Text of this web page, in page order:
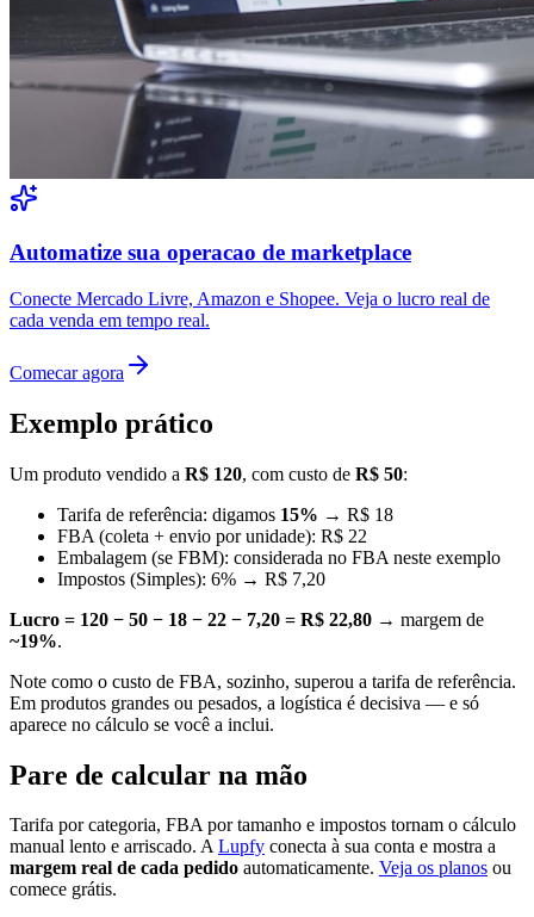
Automatize sua operacao de marketplace
Conecte Mercado Livre, Amazon e Shopee. Veja o lucro real de
cada venda em tempo real.
Comecar agora
Exemplo prático
Um produto vendido a R$ 120, com custo de R$ 50:
Tarifa de referência: digamos 15% → R$ 18
FBA (coleta + envio por unidade): R$ 22
Embalagem (se FBM): considerada no FBA neste exemplo
Impostos (Simples): 6% → R$ 7,20
Lucro = 120 − 50 − 18 − 22 − 7,20 = R$ 22,80 → margem de
~19%.
Note como o custo de FBA, sozinho, superou a tarifa de referência.
Em produtos grandes ou pesados, a logística é decisiva — e só
aparece no cálculo se você a inclui.
Pare de calcular na mão
Tarifa por categoria, FBA por tamanho e impostos tornam o cálculo
manual lento e arriscado. ALupfy conecta à sua conta e mostra a
margem real de cada pedido automaticamente. Veja os planos ou
comece grátis.